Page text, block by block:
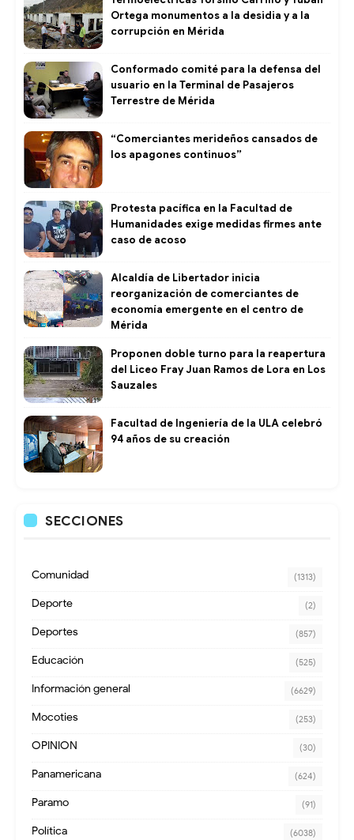
Ortega monumentos a la desidia y a la
corrupción en Mérida
Conformado comité para la defensa del
usuario en la Terminal de Pasajeros
Terrestre de Mérida
“Comerciantes merideños cansados de
los apagones continuos”
Protesta pacífica en la Facultad de
Humanidades exige medidas firmes ante
caso de acoso
​Alcaldía de Libertador inicia
reorganización de comerciantes de
economía emergente en el centro de
Mérida
Proponen doble turno para la reapertura
del Liceo Fray Juan Ramos de Lora en Los
Sauzales
Facultad de Ingeniería de la ULA celebró
94 años de su creación
SECCIONES
Comunidad (1313)
Deporte (2)
Deportes (857)
Educación (525)
Información general (6629)
Mocoties (253)
OPINION (30)
Panamericana (624)
Paramo (91)
Política (6038)